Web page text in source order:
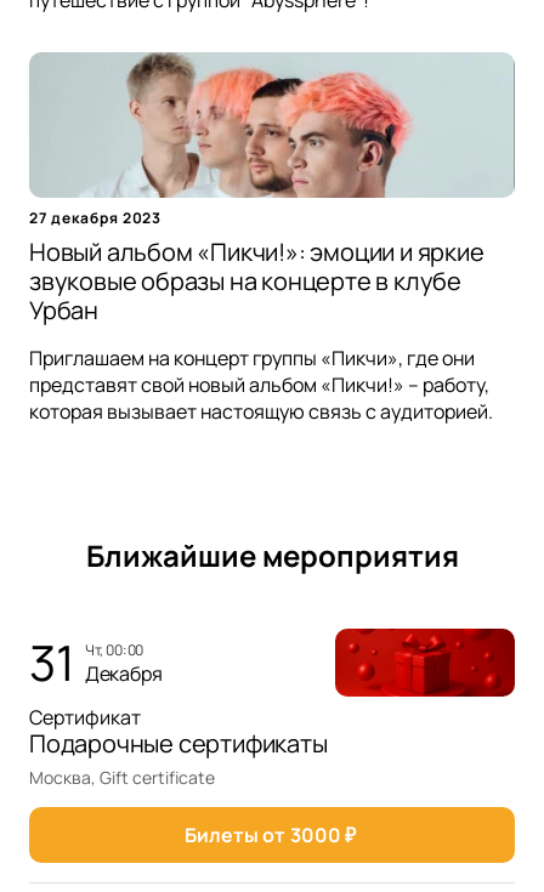
27 декабря 2023
Новый альбом «Пикчи!»: эмоции и яркие
звуковые образы на концерте в клубе
Урбан
Приглашаем на концерт группы «Пикчи», где они
представят свой новый альбом «Пикчи!» – работу,
которая вызывает настоящую связь с аудиторией.
Ближайшие мероприятия
31 чт, 00:00
Декабря
Сертификат
Подарочные сертификаты
Москва, Gift certificate
Билеты от 3000₽